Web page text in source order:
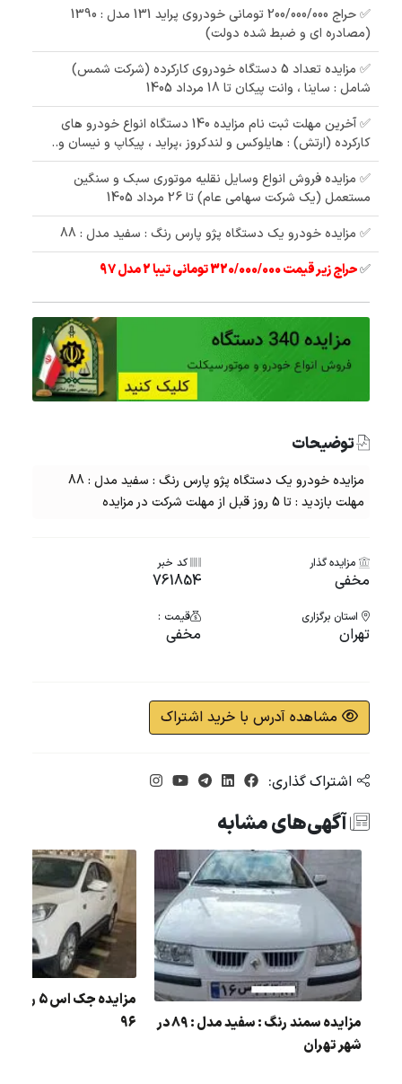
✅ حراج 200/000/000 تومانی خودروی پراید 131 مدل : 1390
(مصادره ای و ضبط شده دولت)
✅ مزایده تعداد 5 دستگاه خودروی کارکرده (شرکت شمس)
شامل : ساینا ، وانت پیکان تا 18 مرداد 1405
✅ آخرین مهلت ثبت نام مزایده 140 دستگاه انواع خودرو های
کارکرده (ارتش) : هایلوکس و لندکروز ،پراید ، پیکاپ و نیسان و..
✅ مزایده فروش انواع وسایل نقلیه موتوری سبک و سنگین
مستعمل (یک شرکت سهامی عام) تا 26 مرداد 1405
✅ مزایده خودرو یک دستگاه پژو پارس رنگ : سفید مدل : 88
✅حراج زیر قیمت 320/000/000 تومانی تیبا 2 مدل 97
توضیحات
مزایده خودرو یک دستگاه پژو پارس رنگ : سفید مدل : 88
مهلت بازدید : تا 5 روز قبل از مهلت شرکت در مزایده
مزایده گذار
مخفی
کد خبر
761854
استان برگزاری
تهران
قیمت :
مخفی
مشاهده آدرس با خرید اشتراک
اشتراک گذاری:
آگهی‌های مشابه
مزایده
96
مزایده سمند رنگ : سفید مدل : 89 در
شهر تهران